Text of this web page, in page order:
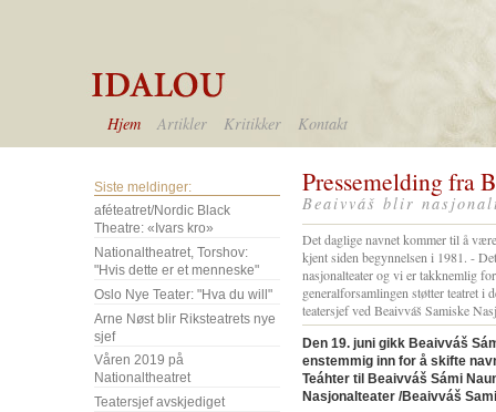
Hjem Artikler Kritikker Kontakt
Siste meldinger:
aféteatret/Nordic Black
Theatre: «Ivars kro»
Nationaltheatret, Torshov:
"Hvis dette er et menneske"
Oslo Nye Teater: "Hva du will"
Arne Nøst blir Riksteatrets nye
sjef
Våren 2019 på
Nationaltheatret
Teatersjef avskjediget
Pressemelding fra
Beaivváš blir
Det daglige navnet kommer til å
kjent siden begynnelsen i 1981. -
nasjonalteater og vi er takknemlig
generalforsamlingen støtter teatret i
teatersjef ved Beaivváš Samiske
Den 19. juni gikk Beaivváš
enstemmig inn for å skifte
Teáhter til Beaivváš Sámi
Nasjonalteater /Beaivváš